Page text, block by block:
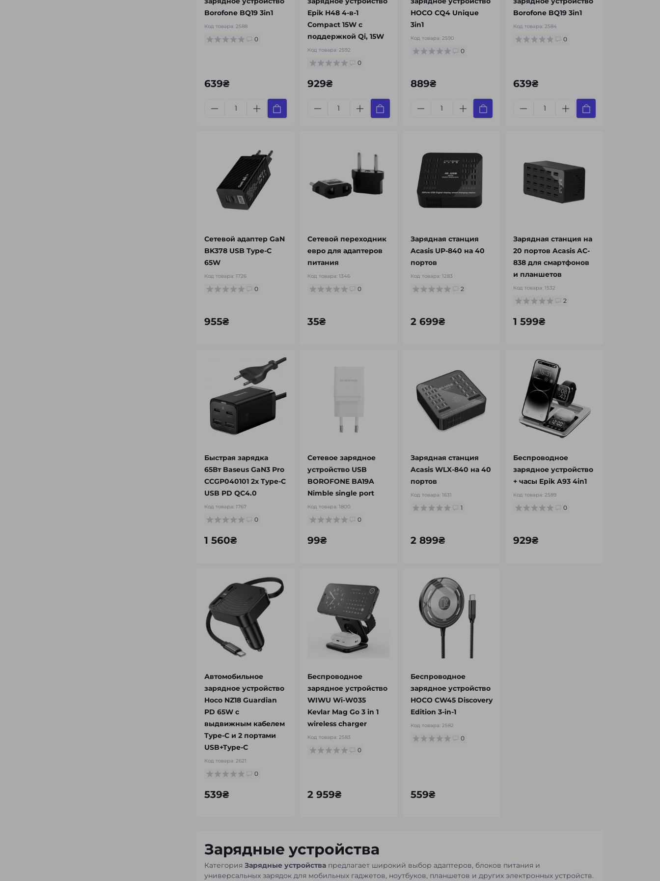
Borofone BQ19 3in1
Код товара: 2588
0
639₴
Epik H48 4-в-1
Compact 15W с
поддержкой Qi, 15W
Код товара: 2592
0
929₴
HOCO CQ4 Unique
3in1
Код товара: 2590
0
889₴
Borofone BQ19 3in1
Код товара:2584
0
639₴
Сетевой адаптер GaN
BK378 USB Type-C
65W
Код товара: 1726
0
955₴
Cетевой переходник
евро для адаптеров
питания
Код товара: 1346
0
35₴
Зарядная станция
Acasis UP-840 на 40
портов
Код товара: 1283
2
2 699₴
Зарядная станция на
20 портов Acasis AC-
838 для смартфонов
и планшетов
Код товара:1532
2
1 599₴
Быстрая зарядка
65Вт Baseus GaN3 Pro
CCGP040101 2x Type-C
USB PD QC4.0
Код товара: 1767
0
1 560₴
Сетевое зарядное
устройство USB
BOROFONE BA19A
Nimble single port
Код товара: 1800
0
99₴
Зарядная станция
Acasis WLX-840 на 40
портов
Код товара: 1631
1
2 899₴
Беспроводное
зарядное устройство
+ часы Epik A93 4in1
Код товара:2589
0
929₴
Автомобильное
зарядное устройство
Hoco NZ18 Guardian
PD 65W с
выдвижным кабелем
Type-C и 2 портами
USB+Type-C
Код товара: 2621
0
539₴
Беспроводное
зарядное устройство
WIWU Wi-W035
Kevlar Mag Go 3 in 1
wireless charger
Код товара: 2583
0
2 959₴
Беспроводное
зарядное устройство
HOCO CW45 Discovery
Edition 3-in-1
Код товара: 2582
0
559₴
Зарядные устройства
Категория Зарядные устройства предлагает широкий выбор адаптеров, блоков питания и
универсальных зарядок для мобильных гаджетов, ноутбуков, планшетов и других электронных устройств.